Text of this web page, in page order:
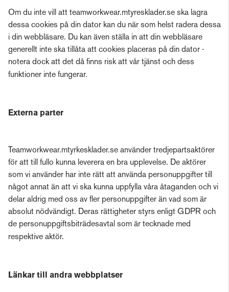
Om du inte vill att teamworkwear.mtyresklader.se ska lagra
dessa cookies på din dator kan du när som helst radera dessa
i din webbläsare. Du kan även ställa in att din webbläsare
generellt inte ska tillåta att cookies placeras på din dator -
notera dock att det då finns risk att vår tjänst och dess
funktioner inte fungerar.
Externa parter
Teamworkwear.mtyrkesklader.se använder tredjepartsaktörer
för att till fullo kunna leverera en bra upplevelse. De aktörer
som vi använder har inte rätt att använda personuppgifter till
något annat än att vi ska kunna uppfylla våra åtaganden och vi
delar aldrig med oss av fler personuppgifter än vad som är
absolut nödvändigt. Deras rättigheter styrs enligt GDPR och
de personuppgiftsbiträdesavtal som är tecknade med
respektive aktör.
Länkar till andra webbplatser